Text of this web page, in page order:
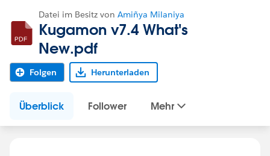
Datei im Besitz von Amiñya Milaniya
Kugamon v7.4 What's
New.pdf
Folgen Herunterladen
Überblick Follower Mehr